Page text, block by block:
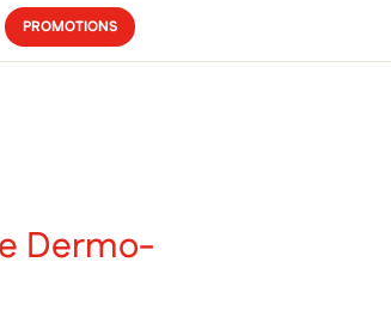
PROMOTIONS
Dermo-